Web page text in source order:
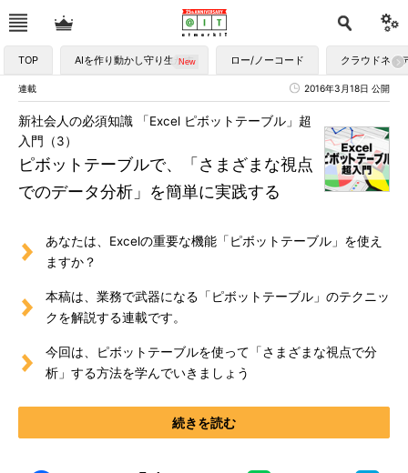
TOP AIを作り動かし守り生かす ロー/ノーコード クラウドネイ
連載 2016年3月18日 公開
ピボットテーブルで、「さまざまな視点
でのデータ分析」を簡単に実践する
新社会人の必須知識 「Excel ピボットテーブル」超
入門（3）
あなたは、Excelの重要な機能「ピボットテーブル」を使え
ますか？
本稿は、業務で武器になる「ピボットテーブル」のテクニッ
クを解説する連載です。
今回は、ピボットテーブルを使って「さまざまな視点で分
析」する方法を学んでいきましょう
続きを読む